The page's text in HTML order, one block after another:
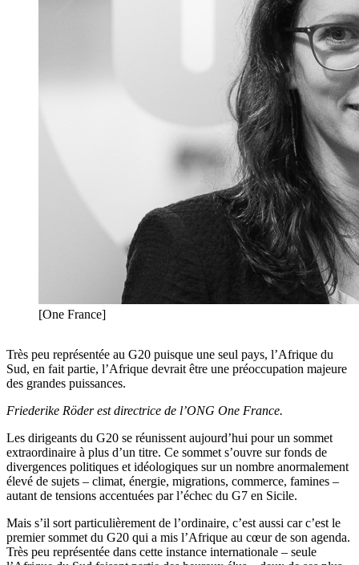
[One France]
Très peu représentée au G20 puisque une seul pays, l’Afrique du
Sud, en fait partie, l’Afrique devrait être une préoccupation majeure
des grandes puissances.
Friederike Röder est directrice de l’ONG One France.
Les dirigeants du G20 se réunissent aujourd’hui pour un sommet
extraordinaire à plus d’un titre. Ce sommet s’ouvre sur fonds de
divergences politiques et idéologiques sur un nombre anormalement
élevé de sujets – climat, énergie, migrations, commerce, famines –
autant de tensions accentuées par l’échec du G7 en Sicile.
Mais s’il sort particulièrement de l’ordinaire, c’est aussi car c’est le
premier sommet du G20 qui a mis l’Afrique au cœur de son agenda.
Très peu représentée dans cette instance internationale – seule